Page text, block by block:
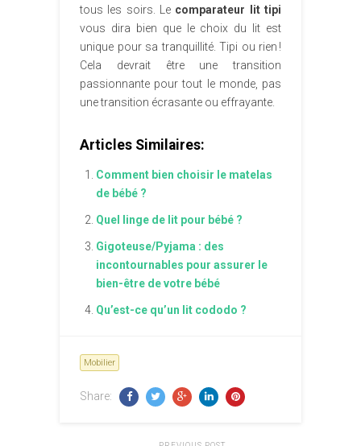
tous les soirs. Le comparateur lit tipi
vous dira bien que le choix du lit est
unique pour sa tranquillité. Tipi ou rien !
Cela devrait être une transition
passionnante pour tout le monde, pas
une transition écrasante ou effrayante.
Articles Similaires:
Comment bien choisir le matelas
de bébé ?
Quel linge de lit pour bébé ?
Gigoteuse/Pyjama : des
incontournables pour assurer le
bien-être de votre bébé
Qu’est-ce qu’un lit cododo ?
Mobilier
Share: